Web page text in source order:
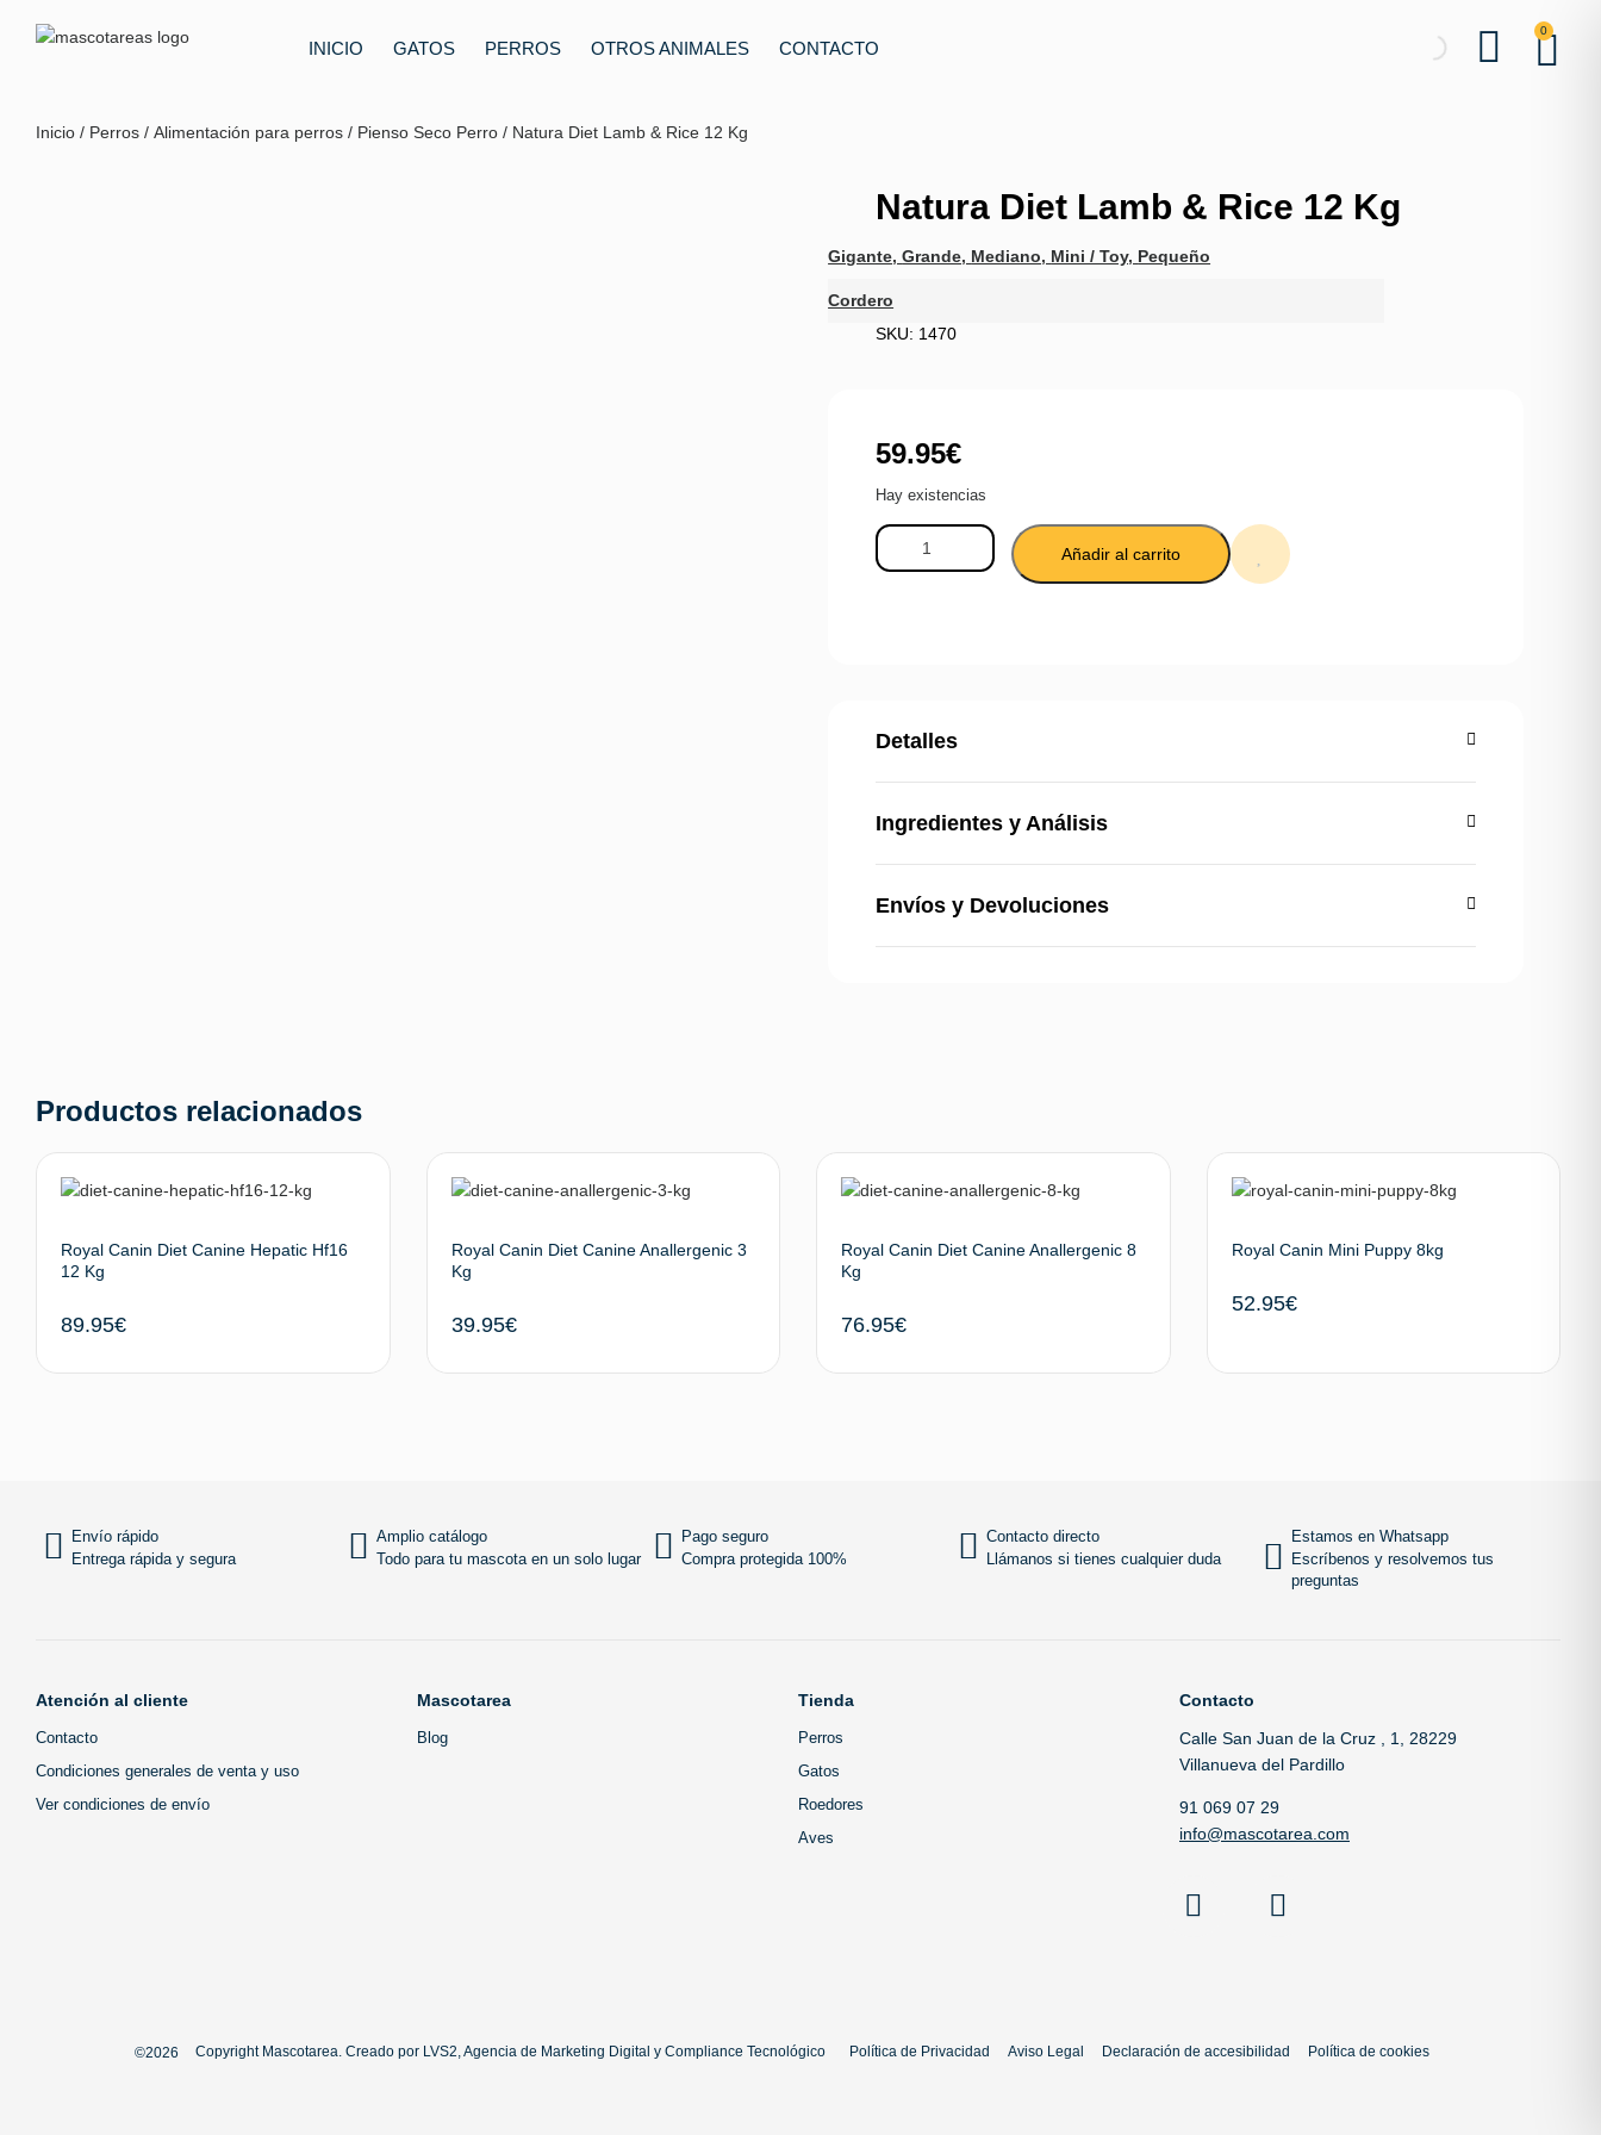
INICIO GATOS PERROS OTROS ANIMALES CONTACTO
0
Inicio / Perros / Alimentación para perros / Pienso Seco Perro / Natura Diet Lamb & Rice 12 Kg
Natura Diet Lamb & Rice 12 Kg
Gigante,Grande, Mediano, Mini / Toy, Pequeño
Cordero
SKU: 1470
59.95€
Hay existencias
Añadir al carrito
Detalles
Ingredientes y Análisis
Envíos y Devoluciones
Productos relacionados
Royal Canin Diet Canine Hepatic Hf16
12 Kg
89.95€
Royal Canin Diet Canine Anallergenic 3
Kg
39.95€
Royal Canin Diet Canine Anallergenic 8
Kg
76.95€
Royal Canin Mini Puppy 8kg
52.95€
Envío rápido
Entrega rápida y segura
Amplio catálogo
Todo para tu mascota en un solo lugar
Pago seguro
Compra protegida 100%
Contacto directo
Llámanos si tienes cualquier duda
Estamos en Whatsapp
Escríbenos y resolvemos tus
preguntas
Atención al cliente
Contacto
Condiciones generales de venta y uso
Ver condiciones de envío
Mascotarea
Blog
Tienda
Perros
Gatos
Roedores
Aves
Contacto
Calle San Juan de la Cruz , 1, 28229
Villanueva del Pardillo
91 069 07 29
info@mascotarea.com
©2026 Copyright Mascotarea. Creado por LVS2, Agencia de Marketing Digital y Compliance Tecnológico Política de Privacidad Aviso Legal Declaración de accesibilidad Política de cookies